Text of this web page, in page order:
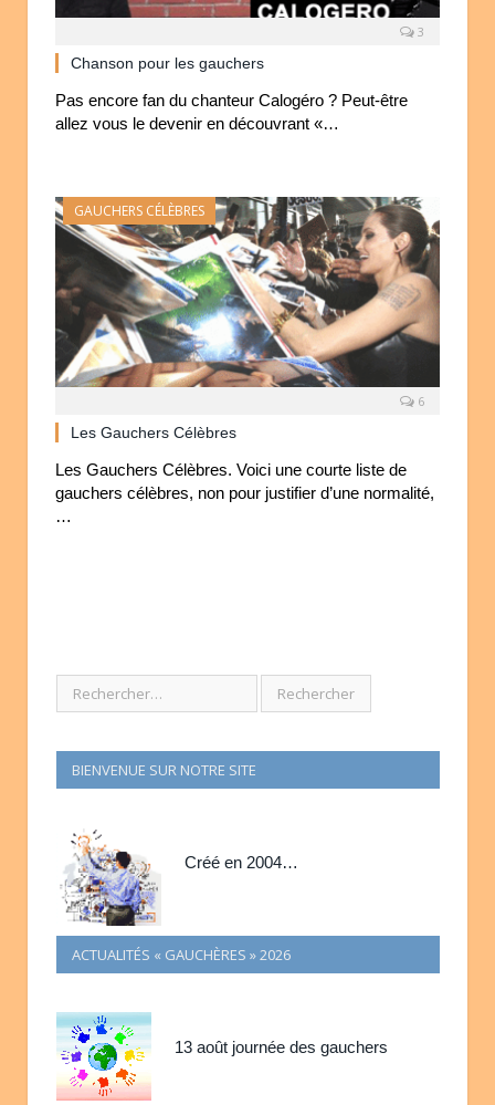
3
Chanson pour les gauchers
Pas encore fan du chanteur Calogéro ? Peut-être
allez vous le devenir en découvrant «…
GAUCHERS CÉLÈBRES
6
Les Gauchers Célèbres
Les Gauchers Célèbres. Voici une courte liste de
gauchers célèbres, non pour justifier d’une normalité,
…
BIENVENUE SUR NOTRE SITE
Créé en 2004…
ACTUALITÉS « GAUCHÈRES » 2026
13 août journée des gauchers